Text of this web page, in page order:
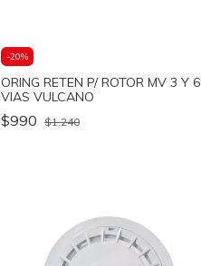
-20%
ORING RETEN P/ ROTOR MV 3 Y 6
VIAS VULCANO
$990 $1.240